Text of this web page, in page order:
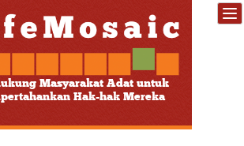
Masyarakat Adat untuk
Hak-hak Mereka